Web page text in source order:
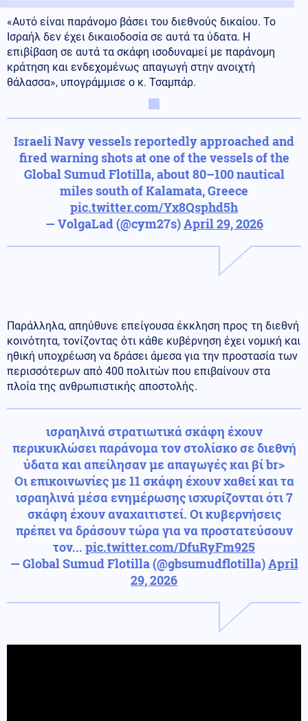
«Αυτό είναι παράνομο βάσει του διεθνούς δικαίου. Το
Ισραήλ δεν έχει δικαιοδοσία σε αυτά τα ύδατα. Η
επιβίβαση σε αυτά τα σκάφη ισοδυναμεί με παράνομη
κράτηση και ενδεχομένως απαγωγή στην ανοιχτή
θάλασσα», υπογράμμισε ο κ. Τσαμπάρ.
Israeli Navy vessels reportedly approached and
fired warning shots at one of the vessels of the
Global Sumud Flotilla, about 80–100 nautical
miles south of Kalamata, Greece
pic.twitter.com/Yx8Qsphd5h
— VolgaLad (@cym27s)April 29, 2026
Παράλληλα, απηύθυνε επείγουσα έκκληση προς τη διεθνή
κοινότητα, τονίζοντας ότι κάθε κυβέρνηση έχει νομική και
ηθική υποχρέωση να δράσει άμεσα για την προστασία των
περισσότερων από 400 πολιτών που επιβαίνουν στα
πλοία της ανθρωπιστικής αποστολής.
ισραηλινά στρατιωτικά σκάφη έχουν
περικυκλώσει παράνομα τον στολίσκο σε διεθνή
ύδατα και απείλησαν με απαγωγές και βί br>
Οι επικοινωνίες με 11 σκάφη έχουν χαθεί και τα
ισραηλινά μέσα ενημέρωσης ισχυρίζονται ότι 7
σκάφη έχουν αναχαιτιστεί. Οι κυβερνήσεις
πρέπει να δράσουν τώρα για να προστατεύσουν
τον... pic.twitter.com/DfuRyFm925
— Global Sumud Flotilla (@gbsumudflotilla)April
29, 2026